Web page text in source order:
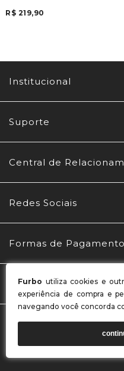
Furbo utiliza cookies e
experiência de compra e
navegando você concorda
R$ 219,90
Institucional
Suporte
Central de
Redes Sociais
Formas de Pagamento
Selos
MBL CONFECÇÕES
Endereço: Rua Belo